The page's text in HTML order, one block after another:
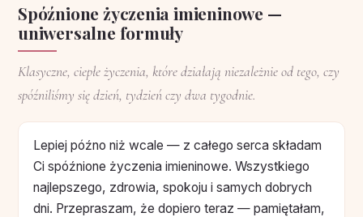
Spóźnione życzenia imieninowe —
uniwersalne formuły
Klasyczne, ciepłe życzenia, które działają niezależnie od tego, czy
spóźniliśmy się dzień, tydzień czy dwa tygodnie.
Lepiej późno niż wcale — z całego serca składam
Ci spóźnione życzenia imieninowe. Wszystkiego
najlepszego, zdrowia, spokoju i samych dobrych
dni. Przepraszam, że dopiero teraz — pamiętałam,